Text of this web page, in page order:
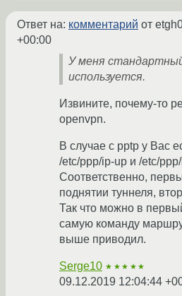
Ответ на: комментарий от
+00:00
У меня
используется.
Извините, почему-то
openvpn.
В случае с pptp у Вас
/etc/ppp/ip-up и /etc/
Соответственно,
поднятии туннеля,
Так что можно в
самую команду
выше приводил.
Serge10 ★★★★★
09.12.2019 12:04:44